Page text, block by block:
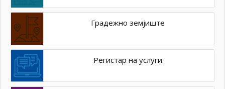
Градежно земјиште
Регистар на услуги